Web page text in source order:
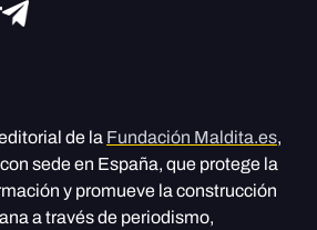
de la Fundación Maldita.es,
sede en España, que protege la
y promueve la construcción
a través de periodismo,